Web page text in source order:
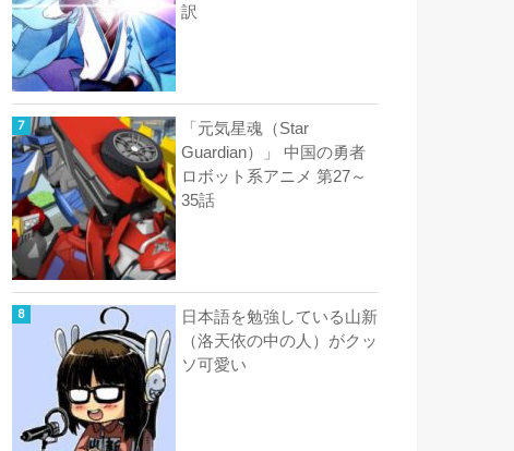
訳
「元気星魂（Star
Guardian）」 中国の勇者
ロボット系アニメ 第27～
35話
日本語を勉強している山新
（洛天依の中の人）がクッ
ソ可愛い